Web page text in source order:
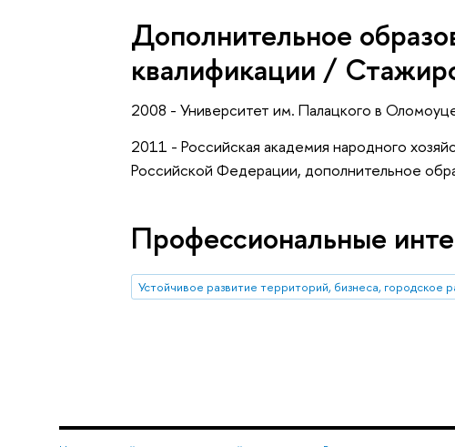
Дополнительное
квалификации /
2008 - Университет им. Палацкого в
2011 - Российская академия народного
Российской Федерации, дополнительное
Профессиональные
Устойчивое развитие территорий, бизнеса, городское